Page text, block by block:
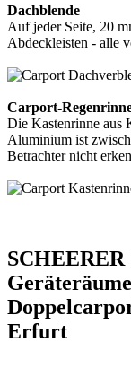
Dachblende
Auf jeder Seite, 20
Abdeckleisten - alle
Carport-
Die Kastenrinne aus
Aluminium ist
Betrachter nicht
SCHEERER
Erfurt